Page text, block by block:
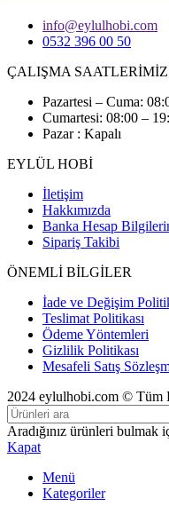
info@eylulhobi.com
0532 396 00 50
ÇALIŞMA SAATLERİMİZ
Pazartesi – Cuma:
Cumartesi: 08:00 –
Pazar : Kapalı
EYLÜL HOBİ
İletişim
Hakkımızda
Banka Hesap
Sipariş Takibi
ÖNEMLİ BİLGİLER
İade ve Değişim
Teslimat Politikası
Ödeme Yöntemleri
Gizlilik Politikası
Mesafeli Satış
2024 eylulhobi.com © Tüm
Aradığınız ürünleri bulmak
Kapat
Menü
Kategoriler